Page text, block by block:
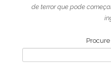
de terror que pode